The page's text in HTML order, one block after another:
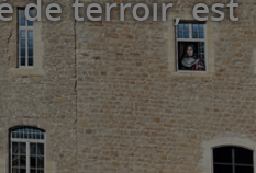
de terroir, est